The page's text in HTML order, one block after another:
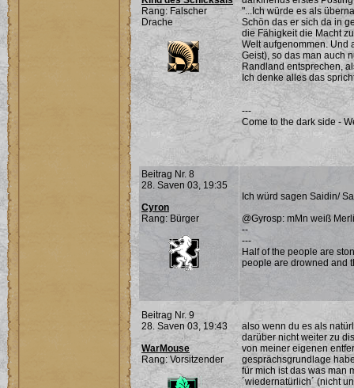
Rang: Falscher
Drache
"...Ich würde es als
Schön das er sich da in
die Fähigkeit die Macht
Welt aufgenommen. Und
Geist), so das man auch
Randland entsprechen,
Ich denke alles das
---
Come to the dark side -
Beitrag Nr. 8
28. Saven 03, 19:35
Cyron
Rang: Bürger
Ich würd sagen Saidin/
@Gyrosp: mMn weiß
--
---
Half of the people are
people are drowned and
Beitrag Nr. 9
28. Saven 03, 19:43
WarMouse
Rang: Vorsitzender
also wenn du es als
darüber nicht weiter zu
von meiner eigenen
gesprächsgrundlage
für mich ist das was man
´wiedernatürlich´ (nicht